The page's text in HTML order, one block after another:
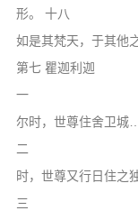
形。 十八
如是其梵天，于其他
第七 瞿迦利迦
一
尔时，世尊住舍卫城
二
时，世尊又行日住之
三